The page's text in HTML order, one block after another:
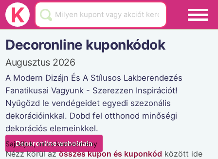
K
Black Friday
Hamarosan lejár
Üzletek
Blog
Akciók
Decoronline kuponkódok
Augusztus 2026
A Modern Dizájn És A Stílusos Lakberendezés
Fanatikusai Vagyunk - Szerezzen Inspirációt!
Nyűgözd le vendégeidet egyedi szezonális
dekorációinkkal. Dobd fel otthonod minőségi
dekorációs elemeinkkel.
Decoronline weboldala
Sajnáljuk, nincs kedvezmény
Nézz körül azösszes kupon és kuponkód között ide